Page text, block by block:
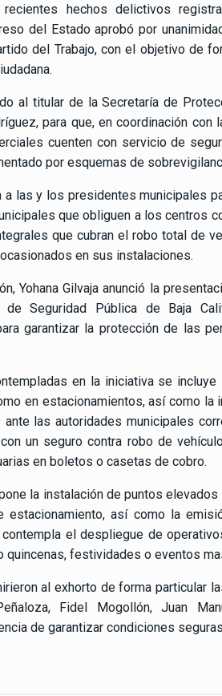
hechos delictivos
del Estado aprobó por
del Trabajo, con el objetivo de
al titular de la Secretaría de
para que, en coordinación
cuenten con servicio de
por esquemas de
las y los presidentes municipales
que obliguen a los centros
que cubran el robo total de
en sus instalaciones.
Yohana Gilvaja anunció la
de Seguridad Pública de Baja
garantizar la protección de las
en la iniciativa se
en estacionamientos, así como
las autoridades municipales
un seguro contra robo de
en boletos o casetas de cobro.
la instalación de puntos
estacionamiento, así como la
el despliegue de
quincenas, festividades o eventos
al exhorto de forma particular
Fidel Mogollón, Juan
de garantizar condiciones